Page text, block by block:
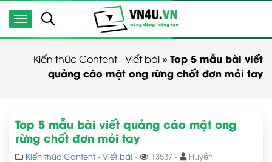
Kiến thức Content - Viết bài»Top 5 mẫu bài viết
quảng cáo mật ong rừng chốt đơn mỏi tay
Top 5 mẫu bài viết quảng cáo mật ong
rừng chốt đơn mỏi tay
Kiến thức Content - Viết bài - 13537 - Huyền